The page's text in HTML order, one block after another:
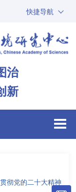
快捷导航
ARP
邮箱
治
新
彻党的二十大精神